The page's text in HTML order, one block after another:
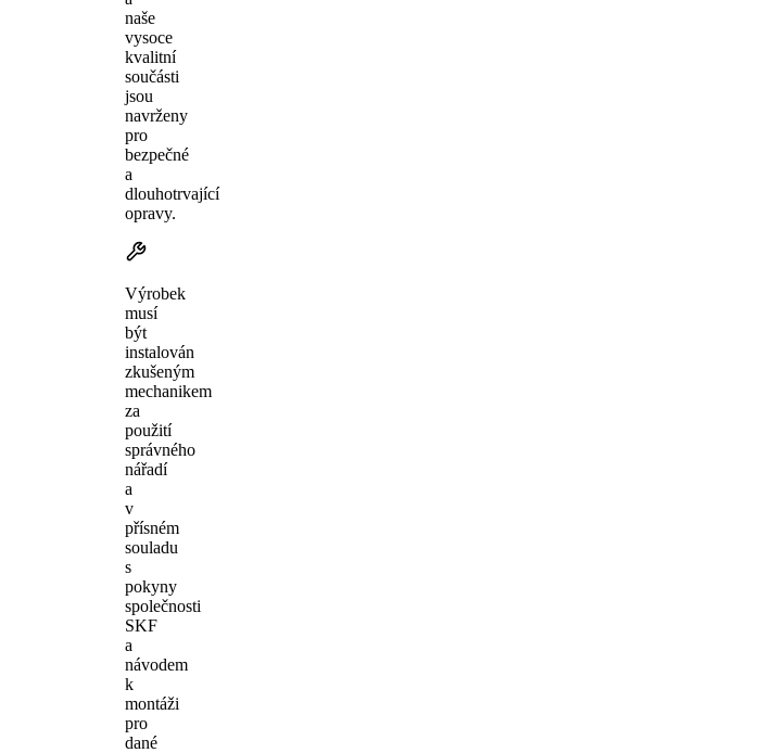
naše
vysoce
kvalitní
součásti
jsou
navrženy
pro
bezpečné
a
dlouhotrvající
opravy.
Výrobek
musí
být
instalován
zkušeným
mechanikem
za
použití
správného
nářadí
a
v
přísném
souladu
s
pokyny
společnosti
SKF
a
návodem
k
montáži
pro
dané